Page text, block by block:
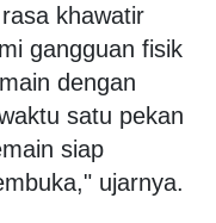
khawatir
gangguan fisik
dengan
satu pekan
siap
ujarnya.